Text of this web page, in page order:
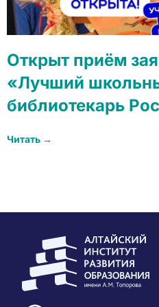
Открыт приём
«Лучший
библиотекарь
Читать →